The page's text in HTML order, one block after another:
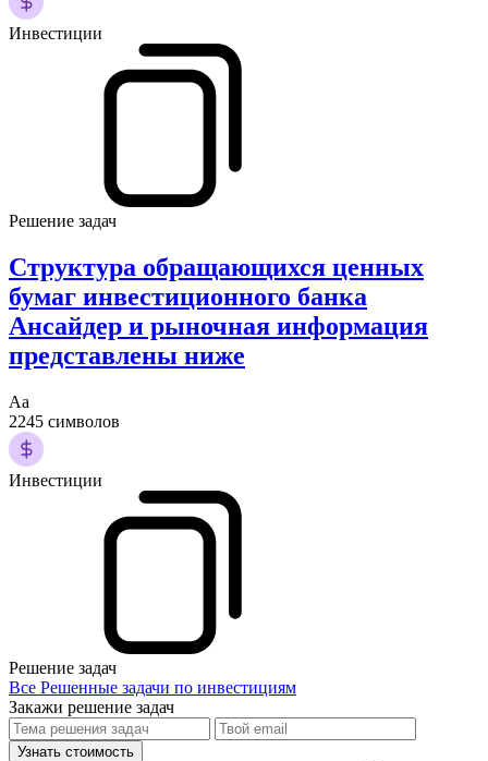
Инвестиции
Решение задач
Структура обращающихся ценных
бумаг инвестиционного банка
Ансайдер и рыночная информация
представлены ниже
Аа
2245 символов
Инвестиции
Решение задач
Все Решенные задачи по инвестициям
Закажи решение задач
Узнать стоимость